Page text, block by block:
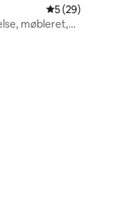
12 omtaler
5 ud af 5 i
5 (29)
møbleret,